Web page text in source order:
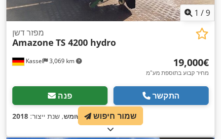
1 /9
Kassel 3,069 km
מפזר דשן
Amazone TS 4200 hydro
‏19,000 ‏€
מחיר קבוע בתוספת מע"מ
פנה התקשר
מצב:משומש, שנת ייצור: 2018 ,
שמור חיפוש